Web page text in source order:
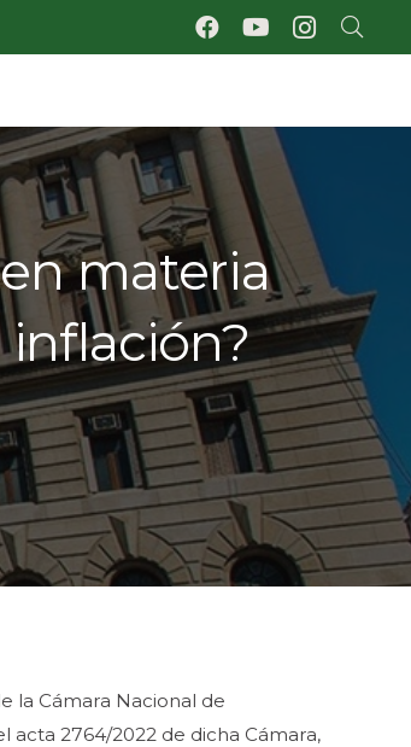
materia
inflación?
la Cámara Nacional de
acta 2764/2022 de dicha Cámara,